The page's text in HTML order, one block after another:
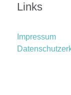
Links
Impressum